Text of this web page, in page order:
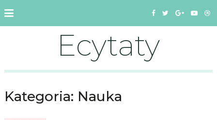
Ecytaty
Kategoria: Nauka